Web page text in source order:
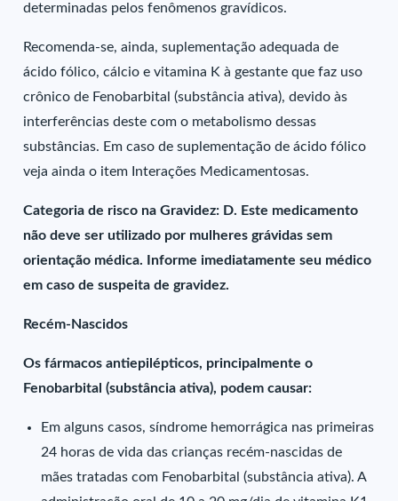
determinadas pelos fenômenos gravídicos.
Recomenda-se, ainda, suplementação adequada de
ácido fólico, cálcio e vitamina K à gestante que faz uso
crônico de Fenobarbital (substância ativa), devido às
interferências deste com o metabolismo dessas
substâncias. Em caso de suplementação de ácido fólico
veja ainda o item Interações Medicamentosas.
Categoria de risco na Gravidez: D. Este medicamento
não deve ser utilizado por mulheres grávidas sem
orientação médica. Informe imediatamente seu médico
em caso de suspeita de gravidez.
Recém-Nascidos
Os fármacos antiepilépticos, principalmente o
Fenobarbital (substância ativa), podem causar:
Em alguns casos, síndrome hemorrágica nas primeiras
24 horas de vida das crianças recém-nascidas de
mães tratadas com Fenobarbital (substância ativa). A